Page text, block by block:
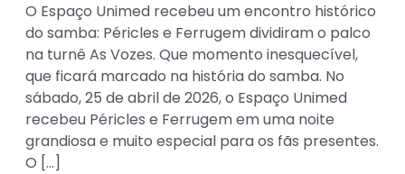
O Espaço Unimed recebeu um encontro histórico
do samba: Péricles e Ferrugem dividiram o palco
na turnê As Vozes. Que momento inesquecível,
que ficará marcado na história do samba. No
sábado, 25 de abril de 2026, o Espaço Unimed
recebeu Péricles e Ferrugem em uma noite
grandiosa e muito especial para os fãs presentes.
O […]